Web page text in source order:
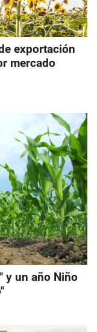
exportación
mercado
y un año Niño